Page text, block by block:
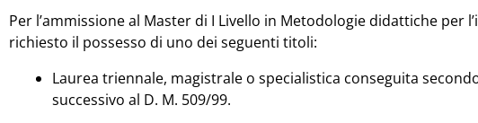
Per l’ammissione al Master di I Livello in Metodologie didattiche per
richiesto il possesso di uno dei seguenti titoli:
Laurea triennale, magistrale o specialistica conseguita
successivo al D. M. 509/99.